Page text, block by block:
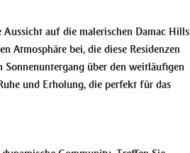
Aussicht auf die malerischen Damac Hills
Atmosphäre bei, die diese Residenzen
Sonnenuntergang über den weitläufigen
und Erholung, die perfekt für das